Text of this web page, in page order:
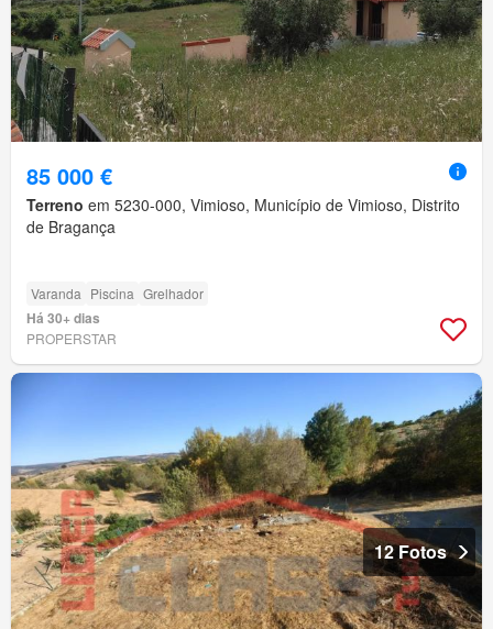
85 000 €
Terreno em 5230-000, Vimioso, Município de Vimioso, Distrito
de Bragança
Varanda Piscina Grelhador
Há 30+ dias
PROPERSTAR
12 Fotos